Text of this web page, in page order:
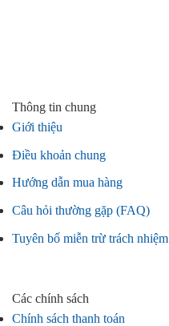
Thông tin chung
Giới thiệu
Điều khoản chung
Hướng dẫn mua hàng
Câu hỏi thường gặp (FAQ)
Tuyên bố miễn trừ trách nhiệm
Các chính sách
Chính sách thanh toán